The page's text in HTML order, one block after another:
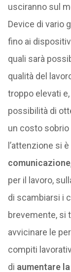
usciranno sul
Device di vario
fino ai
quali sarà
qualità del
troppo elevati
possibilità di
un costo sobrio
l’attenzione si
per il lavoro,
di scambiarsi i
brevemente, si
avvicinare le
compiti
di aumentare